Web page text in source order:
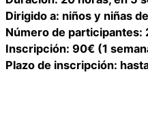
Dirigido a: niños y niñas
Número de participantes:
Inscripción: 90€ (1
Plazo de inscripción: